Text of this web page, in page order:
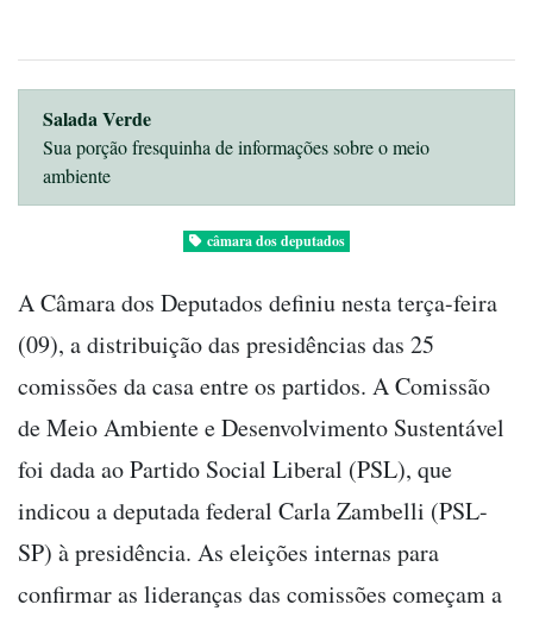
Salada Verde
Sua porção fresquinha de informações sobre o meio
ambiente
câmara dos deputados
A Câmara dos Deputados definiu nesta terça-feira
(09), a distribuição das presidências das 25
comissões da casa entre os partidos. A Comissão
de Meio Ambiente e Desenvolvimento Sustentável
foi dada ao Partido Social Liberal (PSL), que
indicou a deputada federal Carla Zambelli (PSL-
SP) à presidência. As eleições internas para
confirmar as lideranças das comissões começam a